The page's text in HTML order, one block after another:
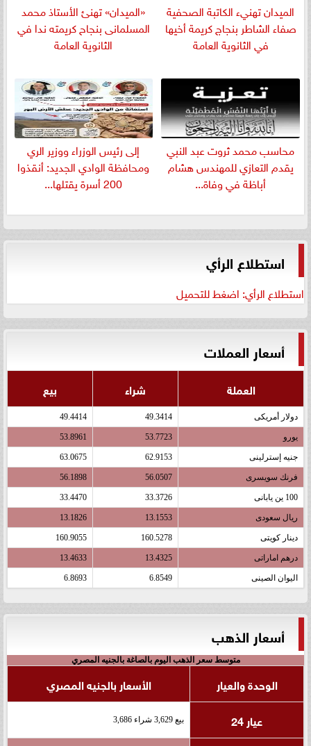
الميدان تهنيء الكاتبة الصحفية
صفاء الشاطر بنجاج كريمة أخيها
في الثانوية العامة
«الميدان» تهنئ الأستاذ محمد
المسلمانى بنجاح كريمته ندا في
الثانوية العامة
​محاسب محمد ثروت عبد النبي
يقدم التعازي للمهندس هشام
أباظة في وفاة...
إلى رئيس الوزراء ووزير الري
ومحافظة الوادي الجديد: أنقذوا
200 أسرة يقتلها...
استطلاع الرأي
استطلاع الرأي: اضغط للتحميل
أسعار العملات
العملة شراء بيع
دولار أمريكى 49.3414
49.4414
يورو 53.7723
53.8961
جنيه إسترلينى 62.9153
63.0675
فرنك سويسرى 56.0507
56.1898
100 ين يابانى 33.3726
33.4470
ريال سعودى 13.1553
13.1826
دينار كويتى 160.5278
160.9055
درهم اماراتى 13.4325
13.4633
اليوان الصينى 6.8549
6.8693
أسعار الذهب
متوسط سعر الذهب اليوم بالصاغة بالجنيه المصري
الوحدة والعيار
الأسعار بالجنيه المصري
عيار 24
بيع 3,629 شراء 3,686